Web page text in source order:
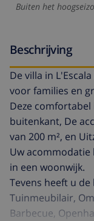
Buiten het
Beschrijving
De villa in
voor families en
Deze
buitenkant, De
van 200 m², en
Uw
in een woonwijk.
Tevens heeft u
Tuinmeubilair,
Barbecue,